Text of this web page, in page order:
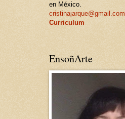
en México.
cristinajarque@gmail.com
Curriculum
EnsoñArte